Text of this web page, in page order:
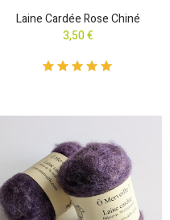
Laine Cardée Rose Chiné
3,50 €